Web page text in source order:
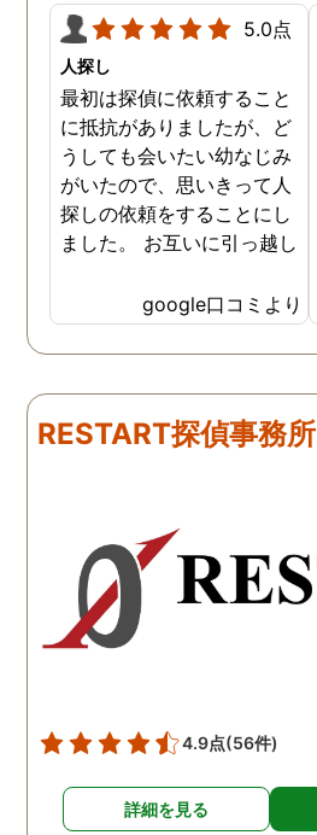
5.0点
人探し
最初は探偵に依頼すること
に抵抗がありましたが、ど
うしても会いたい幼なじみ
がいたので、思いきって人
探しの依頼をすることにし
ました。 お互いに引っ越し
いる情報も少なかったの
で、難しいかなと思ってい
たのですが、見事に探して
ました。うれしくてお互い
に涙の再会でした。 対応し
玉総合情報事務所さんに依
頼させていただき本当に良
かったです。
google口コミより
RESTART探偵事務所
4.9点(56件)
詳細を見る